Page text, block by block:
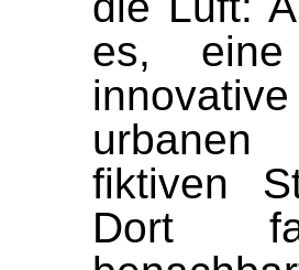
es, eine
fiktiven
Dort